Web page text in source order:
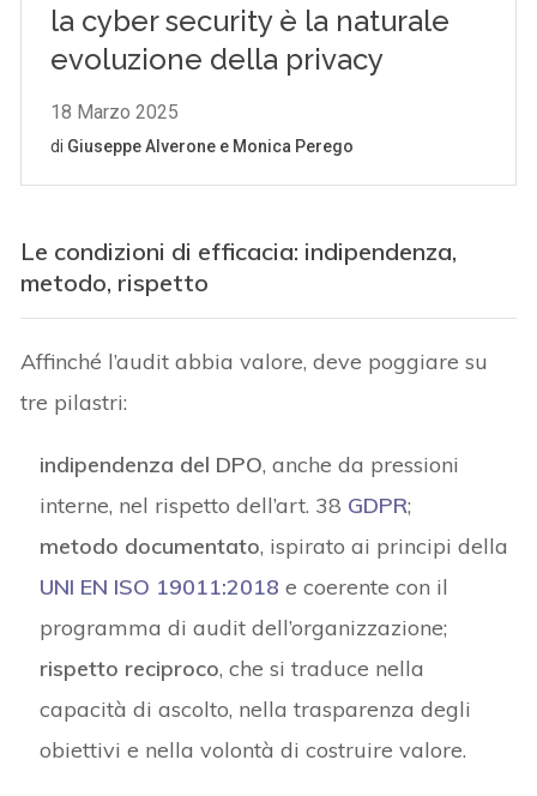
Le condizioni di efficacia: indipendenza,
metodo, rispetto
Affinché l’audit abbia valore, deve poggiare su
tre pilastri:
indipendenza del DPO, anche da pressioni
interne, nel rispetto dell’art. 38 GDPR;
metodo documentato, ispirato ai principi della
UNI EN ISO 19011:2018 e coerente con il
programma di audit dell’organizzazione;
rispetto reciproco, che si traduce nella
capacità di ascolto, nella trasparenza degli
obiettivi e nella volontà di costruire valore.